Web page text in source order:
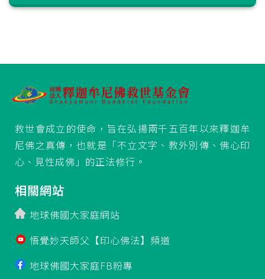
救世會成立的使命，旨在弘揚兩千五百年以來釋迦牟
尼佛之真傳，也就是「不立文字、教外別傳、佛心印
心、見性成佛」的正法修行。
相關網站
地球佛國大家庭網站
悟覺妙天師父【印心佛法】頻道
地球佛國大家庭FB粉專